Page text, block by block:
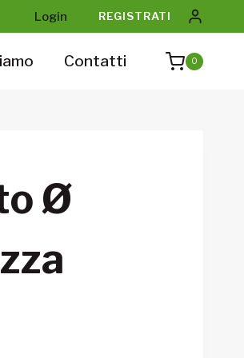
Login REGISTRATI
Contatti 0
Ø